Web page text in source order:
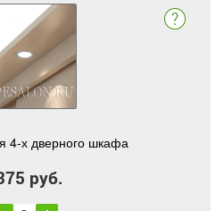
4-х дверного шкафа
руб.